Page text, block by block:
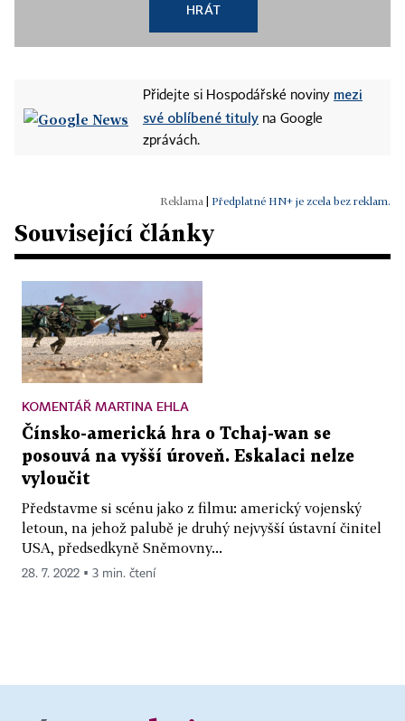
HRÁT
Přidejte si Hospodářské noviny mezi
své oblíbené tituly na Google
zprávách.
Předplatné HN+ je zcela bez reklam.
Související články
KOMENTÁŘ MARTINA EHLA
Čínsko-americká hra o Tchaj-wan se
posouvá na vyšší úroveň. Eskalaci nelze
vyloučit
Představme si scénu jako z filmu: americký vojenský
letoun, na jehož palubě je druhý nejvyšší ústavní činitel
USA, předsedkyně Sněmovny...
28. 7. 2022 ▪ 3 min. čtení